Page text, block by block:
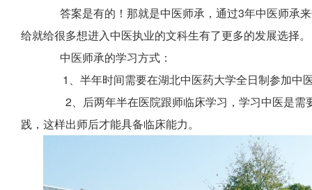
答案是有的！那就是中医师承，通过3年中医师承
给就给很多想进入中医执业的文科生有了更多的发展选择。
中医师承的学习方式：
1、半年时间需要在湖北中医药大学全日制参加中
2、后两年半在医院跟师临床学习，学习中医是需
践，这样出师后才能具备临床能力。